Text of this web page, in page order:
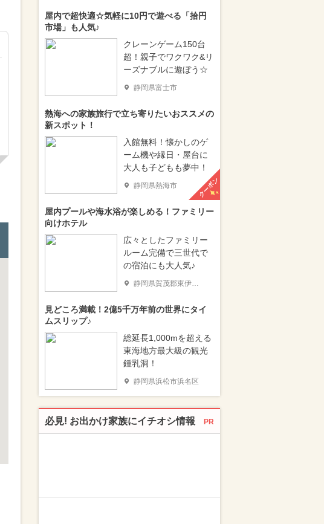
屋内で超快適☆気軽に10円で遊べる「拾円
市場」も人気♪
クレーンゲーム150台
超！親子でワクワク&リ
ーズナブルに遊ぼう☆
静岡県富士市
熱海への家族旅行で立ち寄りたいおススメの
新スポット！
入館無料！懐かしのゲ
ーム機や縁日・屋台に
大人も子どもも夢中！
静岡県熱海市 クーポン
屋内プールや海水浴が楽しめる！ファミリー
向けホテル
広々としたファミリー
ルーム完備で三世代で
の宿泊にも大人気♪
静岡県賀茂郡東伊豆町
見どころ満載！2億5千万年前の世界にタイ
ムスリップ♪
総延長1,000mを超える
東海地方最大級の観光
鍾乳洞！
静岡県浜松市浜名区
必見! お出かけ家族にイチオシ情報 PR